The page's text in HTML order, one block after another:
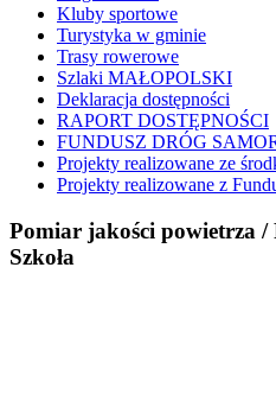
Kluby sportowe
Turystyka w gminie
Trasy rowerowe
Szlaki MAŁOPOLSKI
Deklaracja dostępności
RAPORT DOSTĘPNOŚCI
FUNDUSZ DRÓG
Projekty realizowane ze
Projekty realizowane z
Pomiar jakości powietrza /
Szkoła